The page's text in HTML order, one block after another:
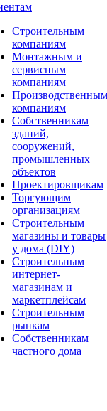
Строительным
компаниям
Монтажным и
сервисным
компаниям
Производственным
компаниям
Собственникам
зданий,
сооружений,
промышленных
объектов
Проектировщикам
Торгующим
организациям
Строительным
магазины и товары
у дома (DIY)
Строительным
интернет-
магазинам и
маркетплейсам
Строительным
рынкам
Собственникам
частного дома